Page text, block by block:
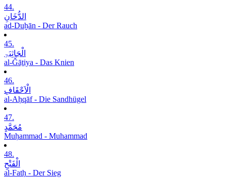
44.
الدُّخَانِ
ad-Duḫān - Der Rauch
45.
الْجَاثِیَۃِ
al-Ǧāṯiya - Das Knien
46.
الْاَحْقَافِ
al-Aḥqāf - Die Sandhügel
47.
مُحَمَّدٍ
Muḥammad - Muhammad
48.
الْفَتْحِ
al-Fatḥ - Der Sieg